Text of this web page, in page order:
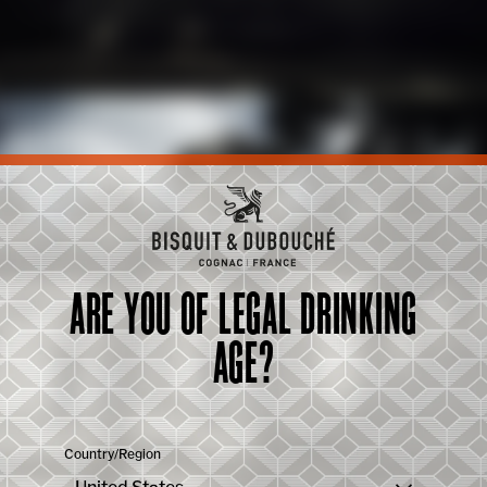
ARE YOU OF LEGAL DRINKING
AGE?
Country/Region
帝蒸馏